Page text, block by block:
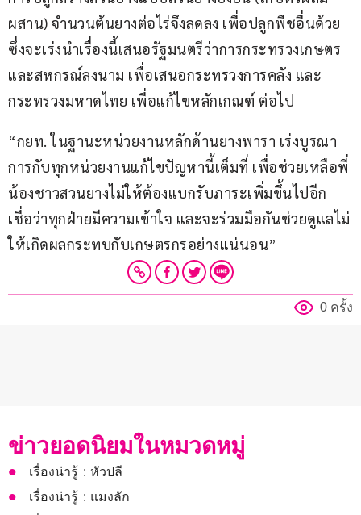
ผสาน) จำนวนต้นยางต่อไร่จึงลดลง เพื่อปลูกพืชอื่นด้วย
ซึ่งจะเร่งนำเรื่องนี้เสนอรัฐมนตรีว่าการกระทรวงเกษตร
และสหกรณ์ลงนาม เพื่อเสนอกระทรวงการคลัง และ
กระทรวงมหาดไทย เพื่อแก้ไขหลักเกณฑ์ ต่อไป
“กยท. ในฐานะหน่วยงานหลักด้านยางพารา เร่งบูรณา
การกับทุกหน่วยงานแก้ไขปัญหานี้เต็มที่ เพื่อช่วยเหลือพี่
น้องชาวสวนยางไม่ให้ต้องแบกรับภาระเพิ่มขึ้นไปอีก
เชื่อว่าทุกฝ่ายมีความเข้าใจ และจะร่วมมือกันช่วยดูแลไม่
ให้เกิดผลกระทบกับเกษตรกรอย่างแน่นอน”
0 ครั้ง
ข่าวยอดนิยมในหมวดหมู่
เรื่องน่ารู้ : หัวปลี
เรื่องน่ารู้ : แมงลัก